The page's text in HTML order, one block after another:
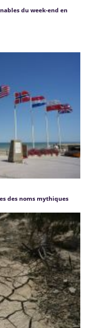
du week-end en
des noms mythiques